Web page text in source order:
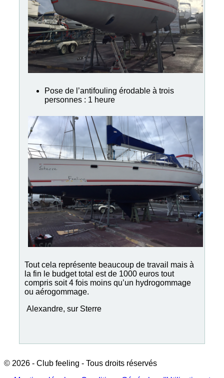
Pose de l’antifouling érodable à trois
personnes : 1 heure
Tout cela représente beaucoup de travail mais à
la fin le budget total est de 1000 euros tout
compris soit 4 fois moins qu’un hydrogommage
ou aérogommage.
Alexandre, sur Sterre
© 2026 - Club feeling - Tous droits réservés